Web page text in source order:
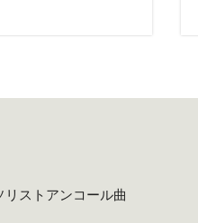
リストアンコール曲